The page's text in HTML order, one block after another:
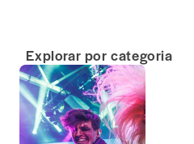
Explorar por categoria